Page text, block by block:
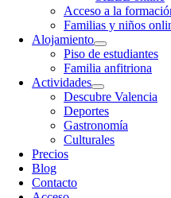
Acceso a la
Familias y niños
Alojamiento
Piso de estudiantes
Familia anfitriona
Actividades
Descubre Valencia
Deportes
Gastronomía
Culturales
Precios
Blog
Contacto